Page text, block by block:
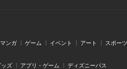
ンガ ゲーム イベント アート スポーツ
ッズ アプリ・ゲーム ディズニーパス